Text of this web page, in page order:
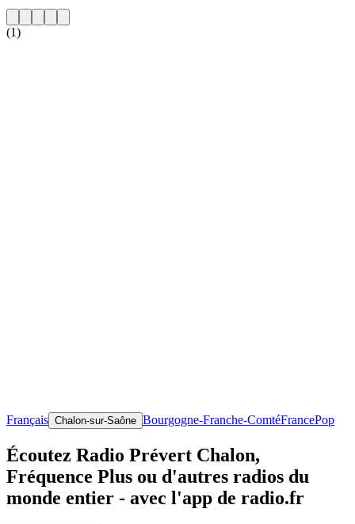
(1)
Français Chalon-sur-Saône Bourgogne-Franche-ComtéFrancePop
Écoutez Radio Prévert Chalon,
Fréquence Plus ou d'autres radios du
monde entier - avec l'app de radio.fr